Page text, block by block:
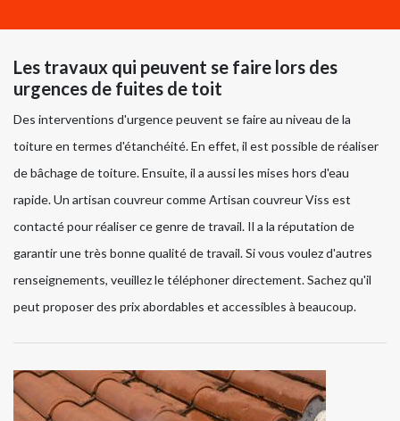
Les travaux qui peuvent se faire lors des
urgences de fuites de toit
Des interventions d'urgence peuvent se faire au niveau de la
toiture en termes d'étanchéité. En effet, il est possible de réaliser
de bâchage de toiture. Ensuite, il a aussi les mises hors d'eau
rapide. Un artisan couvreur comme Artisan couvreur Viss est
contacté pour réaliser ce genre de travail. Il a la réputation de
garantir une très bonne qualité de travail. Si vous voulez d'autres
renseignements, veuillez le téléphoner directement. Sachez qu'il
peut proposer des prix abordables et accessibles à beaucoup.